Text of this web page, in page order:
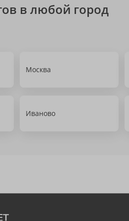
в любой город
Москва
Иваново